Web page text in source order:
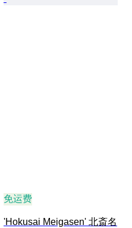
免运费
'Hokusai Meigasen' 北斎名